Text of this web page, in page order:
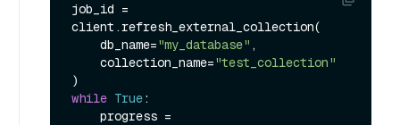
job_id =
client.refresh_external_collection(
    db_name=
"my_database" ,
    collection_name=
"test_collection"
while True: